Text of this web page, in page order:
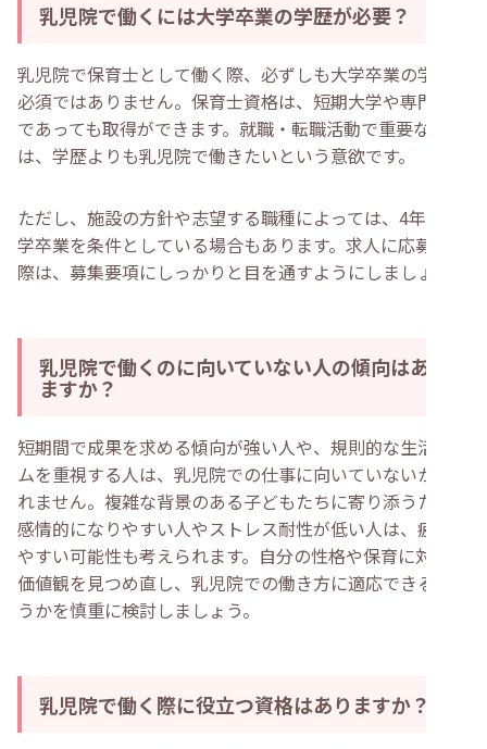
乳児院で働くには大学卒業の学歴が必要？
乳児院で保育士として働く際、必ずしも大学卒業の学歴は
必須ではありません。保育士資格は、短期大学や専門学校
であっても取得ができます。就職・転職活動で重要なの
は、学歴よりも乳児院で働きたいという意欲です。
ただし、施設の方針や志望する職種によっては、4年制大
学卒業を条件としている場合もあります。求人に応募する
際は、募集要項にしっかりと目を通すようにしましょう。
乳児院で働くのに向いていない人の傾向はあり
ますか？
短期間で成果を求める傾向が強い人や、規則的な生活リズ
ムを重視する人は、乳児院での仕事に向いていないかもし
れません。複雑な背景のある子どもたちに寄り添うため、
感情的になりやすい人やストレス耐性が低い人は、疲弊し
やすい可能性も考えられます。自分の性格や保育に対する
価値観を見つめ直し、乳児院での働き方に適応できるかど
うかを慎重に検討しましょう。
乳児院で働く際に役立つ資格はありますか？